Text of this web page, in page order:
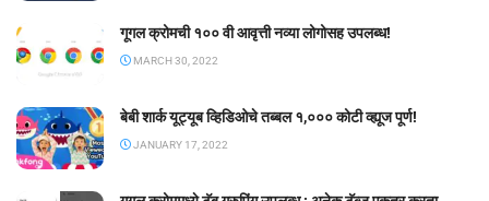
गूगल क्रोमची १०० वी आवृत्ती नव्या लोगोसह उपलब्ध!
MARCH 30, 2022
बेबी शार्क यूट्यूब व्हिडिओचे तब्बल १,००० कोटी व्ह्यूज पूर्ण!
JANUARY 17, 2022